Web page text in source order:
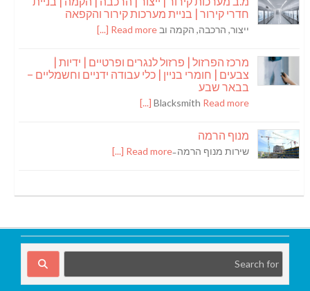
חדרי קירור | בניית מערכות קירור והקפאה
ייצור, הרכבה, הקמה וב Read more [...]
מרכז הפרזול | פרזול לנגרים ופרטיים | ידיות |
צבעים | חומרי בניין | כלי עבודה ידניים וחשמליים –
בבאר שבע
Blacksmith Read more [...]
מנוף הרמה
שירות מנוף הרמה ̵Read more [...]